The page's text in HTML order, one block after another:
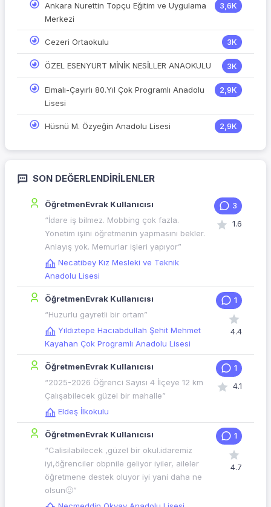
Ankara Nurettin Topçu Eğitim ve Uygulama
Merkezi
3,6K
Cezeri Ortaokulu 3K
ÖZEL ESENYURT MİNİK NESİLLER ANAOKULU 3K
Elmalı-Çayırlı 80.Yıl Çok Programlı Anadolu
Lisesi
2,9K
Hüsnü M. Özyeğin Anadolu Lisesi 2,9K
SON DEĞERLENDIRILENLER
ÖğretmenEvrak Kullanıcısı
“İdare iş bilmez. Mobbing çok fazla.
Yönetim işini öğretmenin yapmasını bekler.
Anlayış yok. Memurlar işleri yapıyor”
Necatibey Kız Mesleki ve Teknik
Anadolu Lisesi
3
1.6
ÖğretmenEvrak Kullanıcısı
“Huzurlu gayretli bir ortam”
Yıldıztepe Hacıabdullah Şehit Mehmet
Kayahan Çok Programlı Anadolu Lisesi
1
4.4
ÖğretmenEvrak Kullanıcısı
“2025-2026 Öğrenci Sayısı 4 İlçeye 12 km
Çalışabilecek güzel bir mahalle”
Eldeş İlkokulu
1
4.1
ÖğretmenEvrak Kullanıcısı
“Calisilabilecek ,güzel bir okul.idaremiz
iyi,öğrenciler obpnile geliyor iyiler, aileler
öğretmene destek oluyor iyi yani daha ne
olsun🙂”
1
4.7